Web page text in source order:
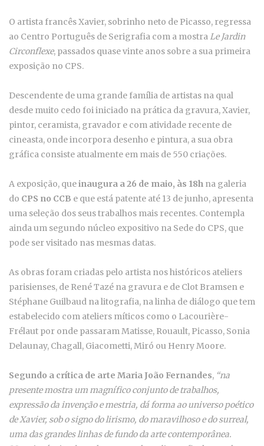
O artista francês Xavier, sobrinho neto de Picasso, regressa
ao Centro Português de Serigrafia com a mostraLe Jardin
Circonflexe, passados quase vinte anos sobre a sua primeira
exposição no CPS.
Descendente de uma grande família de artistas na qual
desde muito cedo foi iniciado na prática da gravura, Xavier,
pintor, ceramista, gravador e com atividade recente de
cineasta, onde incorpora desenho e pintura, a sua obra
gráfica consiste atualmente em mais de 550 criações.
A exposição, queinaugura a 26 de maio, às 18h na galeria
do CPS no CCB e que está patente até 13 de junho, apresenta
uma seleção dos seus trabalhos mais recentes. Contempla
ainda um segundo núcleo expositivo na Sede do CPS, que
pode ser visitado nas mesmas datas.
As obras foram criadas pelo artista nos históricos ateliers
parisienses, de René Tazé na gravura e de Clot Bramsen e
Stéphane Guilbaud na litografia, na linha de diálogo que tem
estabelecido com ateliers míticos como o Lacourière-
Frélaut por onde passaram Matisse, Rouault, Picasso, Sonia
Delaunay, Chagall, Giacometti, Miró ou Henry Moore.
Segundo a crítica de arte Maria João Fernandes, “na
presente mostra um magnífico conjunto de trabalhos,
expressão da invenção e mestria, dá forma ao universo poético
de Xavier, sob o signo do lirismo, do maravilhoso e do surreal,
uma das grandes linhas de fundo da arte contemporânea.